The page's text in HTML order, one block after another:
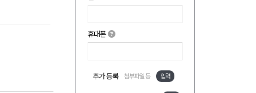
휴대폰
추가 등록 첨부파일 등 입력